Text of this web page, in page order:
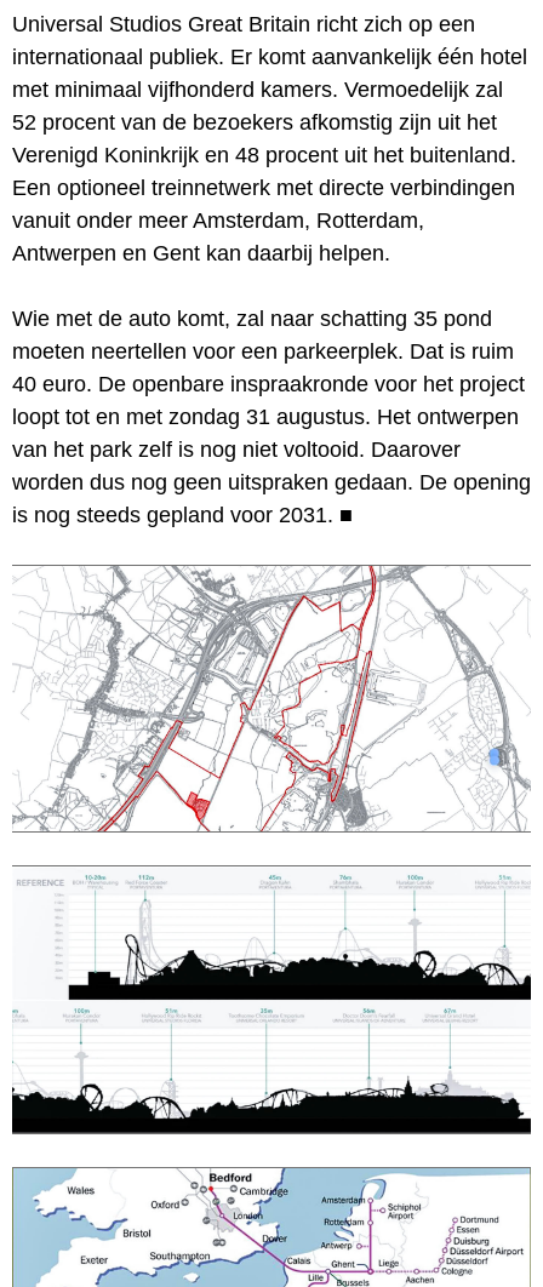
Universal Studios Great Britain richt zich op een
internationaal publiek. Er komt aanvankelijk één hotel
met minimaal vijfhonderd kamers. Vermoedelijk zal
52 procent van de bezoekers afkomstig zijn uit het
Verenigd Koninkrijk en 48 procent uit het buitenland.
Een optioneel treinnetwerk met directe verbindingen
vanuit onder meer Amsterdam, Rotterdam,
Antwerpen en Gent kan daarbij helpen.
Wie met de auto komt, zal naar schatting 35 pond
moeten neertellen voor een parkeerplek. Dat is ruim
40 euro. De openbare inspraakronde voor het project
loopt tot en met zondag 31 augustus. Het ontwerpen
van het park zelf is nog niet voltooid. Daarover
worden dus nog geen uitspraken gedaan. De opening
is nog steeds gepland voor 2031. ■